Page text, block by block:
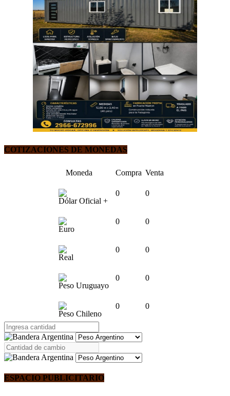
COTIZACIONES DE MONEDAS
Moneda Compra Venta
Dólar Oficial +
0 0
Euro
0 0
Real
0 0
Peso Uruguayo
0 0
Peso Chileno
0 0
ESPACIO PUBLICITARIO